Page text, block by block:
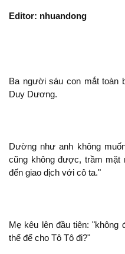
Editor: nhuandong
Ba người sáu con mắt toàn
Duy Dương.
Dường như
cũng
được, trầm mặt
đến giao dịch với
ta."
Mẹ kêu lên đầu tiên: "
thể để cho Tô Tô
?"